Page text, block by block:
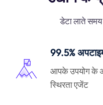
डेटा लाते समय
99.5%
आपके उपयोग के
स्थिरता एजेंट